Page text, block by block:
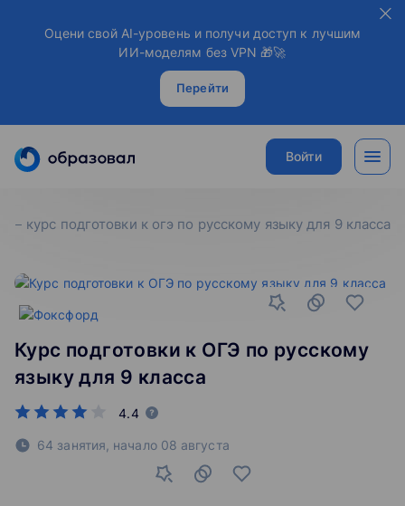
Оцени свой AI-уровень и получи доступ к лучшим
ИИ-моделям без VPN 🎁🚀
Перейти
Войти
курс подготовки к огэ по русскому языку для 9 класса
Курс подготовки к ОГЭ по русскому
языку для 9 класса
4.4
64 занятия, начало 08 августа